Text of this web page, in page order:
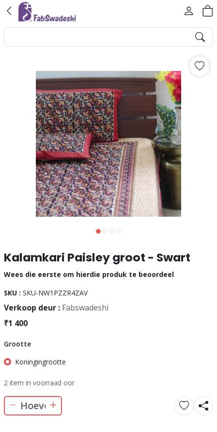
Kalamkari Paisley groot - Swart
Wees die eerste om hierdie produk te beoordeel
SKU : SKU-NW1PZZR4ZAV
Verkoop deur : Fabswadeshi
₹1 400
Grootte
Koningingrootte
2 item in voorraad oor